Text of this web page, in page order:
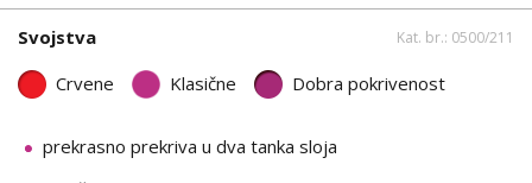
Svojstva Kat. br.: 0500/211
Crvene Klasične Dobra pokrivenost
prekrasno prekriva u dva tanka sloja